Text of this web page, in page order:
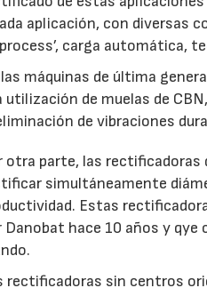
aplicación, con diversas
process’, carga automática,
las máquinas de última
utilización de muelas de
de vibraciones
otra parte, las
simultáneamente
Estas
Danobat hace 10 años y
rectificadoras sin centros